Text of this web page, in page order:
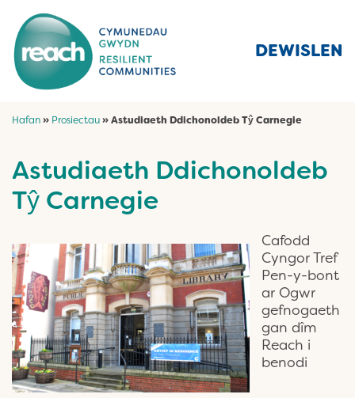
DEWISLEN
Hafan» Prosiectau»Astudiaeth Ddichonoldeb Tŷ Carnegie
Astudiaeth Ddichonoldeb
Tŷ Carnegie
Cafodd
Cyngor Tref
Pen-y-bont
ar Ogwr
gefnogaeth
gan dîm
Reach i
benodi